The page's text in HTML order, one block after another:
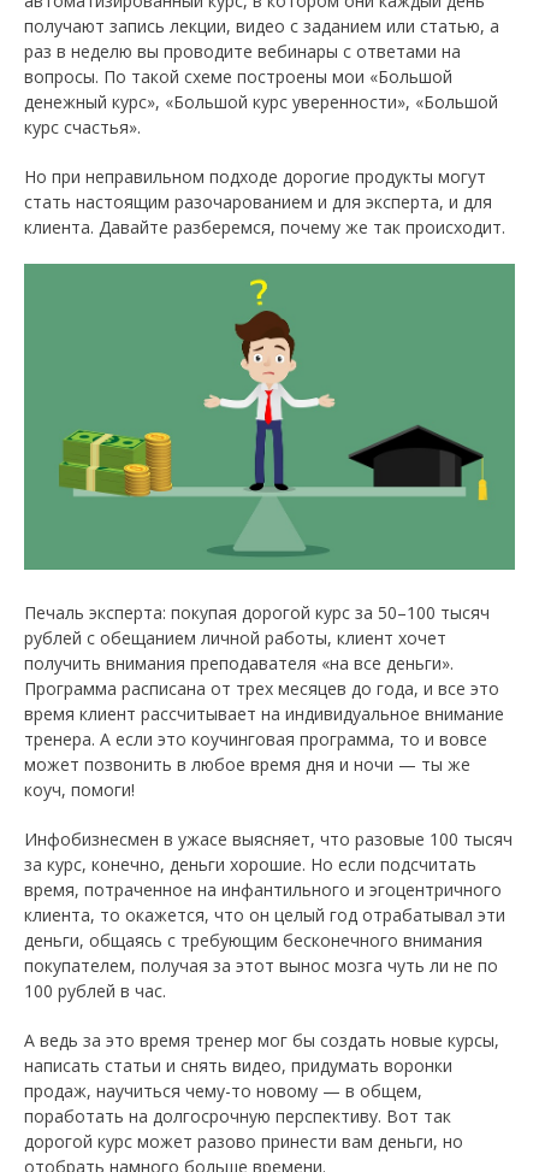
получают запись лекции, видео с заданием или статью, а
раз в неделю вы проводите вебинары с ответами на
вопросы. По такой схеме построены мои «Большой
денежный курс», «Большой курс уверенности», «Большой
курс счастья».
Но при неправильном подходе дорогие продукты могут
стать настоящим разочарованием и для эксперта, и для
клиента. Давайте разберемся, почему же так происходит.
Печаль эксперта: покупая дорогой курс за 50–100 тысяч
рублей с обещанием личной работы, клиент хочет
получить внимания преподавателя «на все деньги».
Программа расписана от трех месяцев до года, и все это
время клиент рассчитывает на индивидуальное внимание
тренера. А если это коучинговая программа, то и вовсе
может позвонить в любое время дня и ночи — ты же
коуч, помоги!
Инфобизнесмен в ужасе выясняет, что разовые 100 тысяч
за курс, конечно, деньги хорошие. Но если подсчитать
время, потраченное на инфантильного и эгоцентричного
клиента, то окажется, что он целый год отрабатывал эти
деньги, общаясь с требующим бесконечного внимания
покупателем, получая за этот вынос мозга чуть ли не по
100 рублей в час.
А ведь за это время тренер мог бы создать новые курсы,
написать статьи и снять видео, придумать воронки
продаж, научиться чему-то новому — в общем,
поработать на долгосрочную перспективу. Вот так
дорогой курс может разово принести вам деньги, но
отобрать намного больше времени.